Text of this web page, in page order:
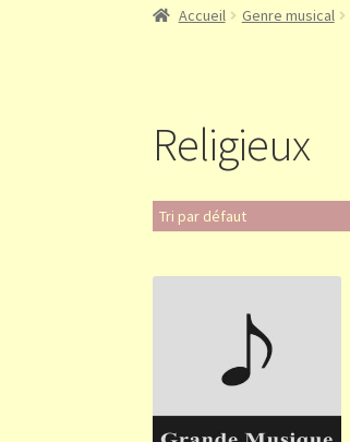
Accueil Genre musical
Religieux